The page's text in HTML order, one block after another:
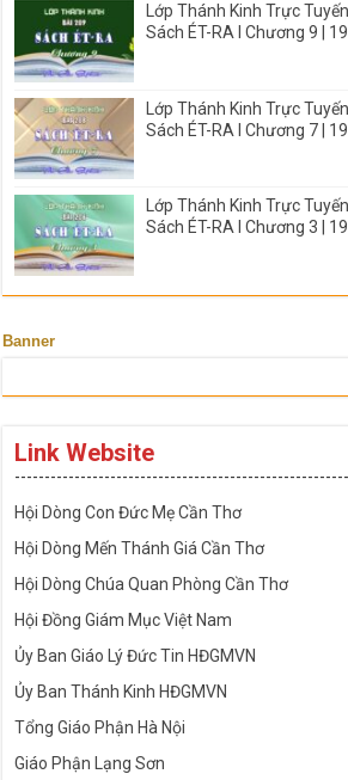
Lớp Thánh Kinh Trực
Sách ÉT-RA I Chương 9 |
Lớp Thánh Kinh Trực
Sách ÉT-RA I Chương 7 |
Lớp Thánh Kinh Trực
Sách ÉT-RA I Chương 3 |
Banner
Link Website
Hội Dòng Con Đức Mẹ Cần Thơ
Hội Dòng Mến Thánh Giá Cần Thơ
Hội Dòng Chúa Quan Phòng Cần Thơ
Hội Đồng Giám Mục Việt Nam
Ủy Ban Giáo Lý Đức Tin HĐGMVN
Ủy Ban Thánh Kinh HĐGMVN
Tổng Giáo Phận Hà Nội
Giáo Phận Lạng Sơn